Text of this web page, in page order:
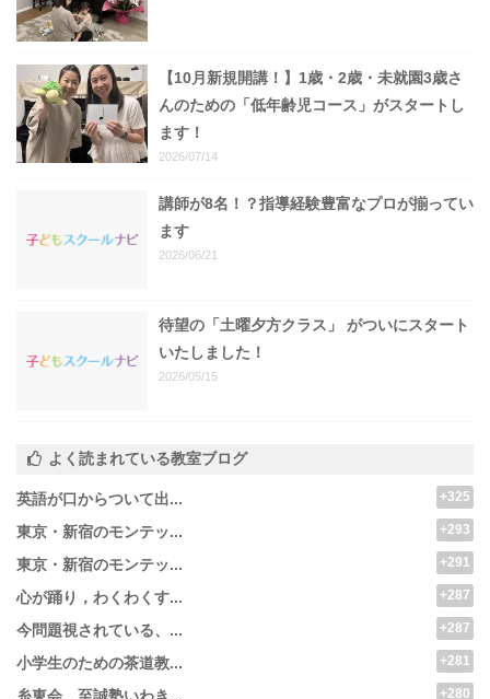
【10月新規開講！】1歳・2歳・未就園3歳さ
んのための「低年齢児コース」がスタートし
ます！
2026/07/14
講師が8名！？指導経験豊富なプロが揃ってい
ます
2026/06/21
待望の「土曜夕方クラス」 がついにスタート
いたしました！
2026/05/15
よく読まれている教室ブログ
英語が口からついて出... +325
東京・新宿のモンテッ... +293
東京・新宿のモンテッ... +291
心が踊り，わくわくす... +287
今問題視されている、... +287
小学生のための茶道教... +281
+280